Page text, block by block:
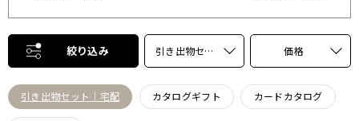
絞り込み 引き出物セット｜宅配 価格
引き出物セット｜宅配 カタログギフト カードカタログ